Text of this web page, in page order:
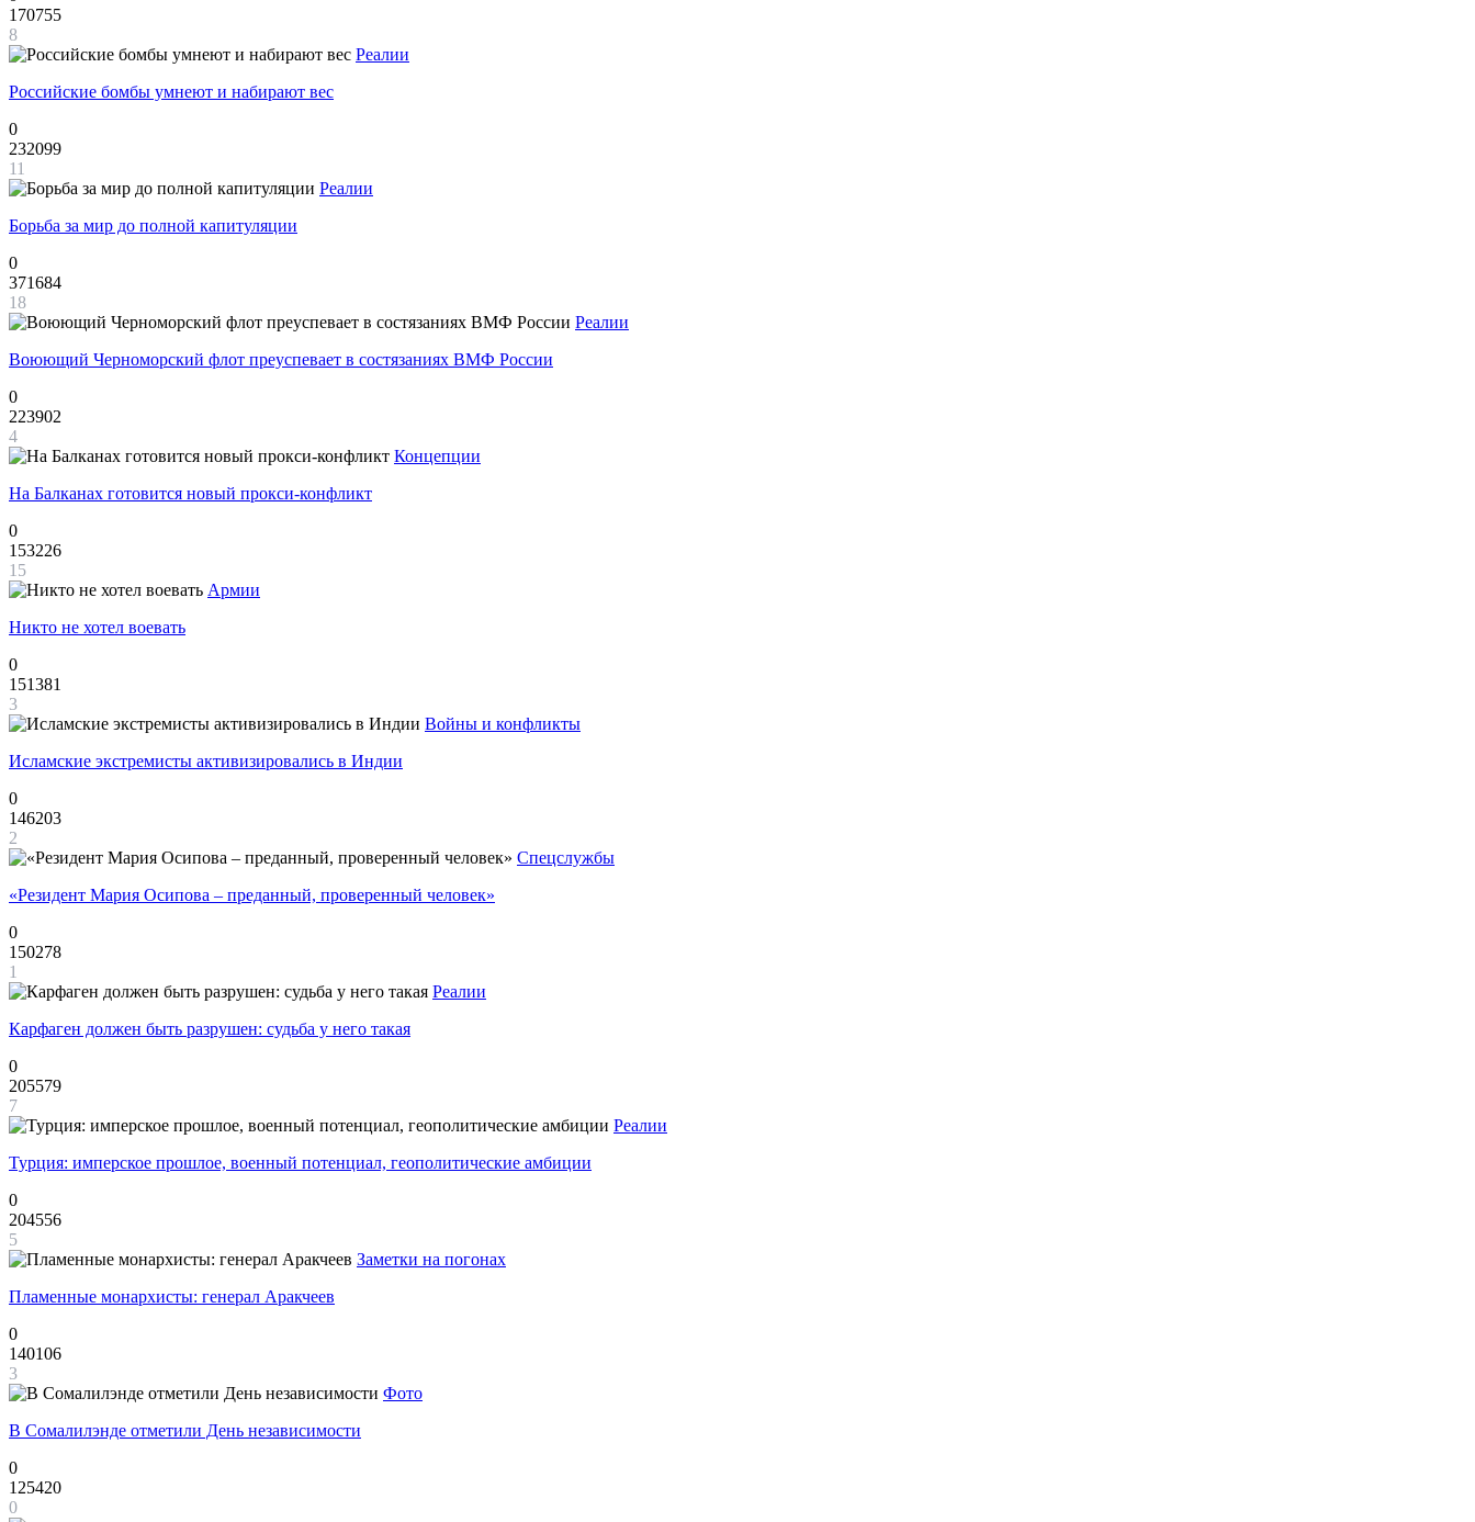
170755
8
Реалии
Российские бомбы умнеют и набирают вес
0
232099
11
Реалии
Борьба за мир до полной капитуляции
0
371684
18
Реалии
Воюющий Черноморский флот преуспевает в состязаниях ВМФ России
0
223902
4
Концепции
На Балканах готовится новый прокси-конфликт
0
153226
15
Армии
Никто не хотел воевать
0
151381
3
Войны и конфликты
Исламские экстремисты активизировались в Индии
0
146203
2
Спецслужбы
«Резидент Мария Осипова – преданный, проверенный человек»
0
150278
1
Реалии
Карфаген должен быть разрушен: судьба у него такая
0
205579
7
Реалии
Турция: имперское прошлое, военный потенциал, геополитические амбиции
0
204556
5
Заметки на погонах
Пламенные монархисты: генерал Аракчеев
0
140106
3
Фото
В Сомалилэнде отметили День независимости
0
125420
0